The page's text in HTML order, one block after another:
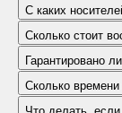
С каких
Сколько стоит
Гарантировано
Сколько времени